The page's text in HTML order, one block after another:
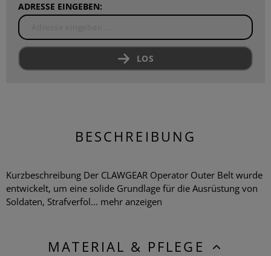
ADRESSE EINGEBEN:
LOS
BESCHREIBUNG
Kurzbeschreibung Der CLAWGEAR Operator Outer Belt wurde
entwickelt, um eine solide Grundlage für die Ausrüstung von
Soldaten, Strafverfol... mehr anzeigen
MATERIAL & PFLEGE